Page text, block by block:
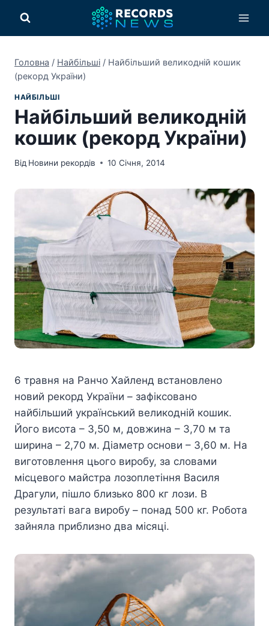
вмісту
Головна / Найбільші / Найбільший великодній кошик
(рекорд України)
НАЙБІЛЬШІ
Найбільший великодній
кошик (рекорд України)
Від Новини рекордів 10 Січня, 2014
6 травня на Ранчо Хайленд встановлено
новий рекорд України – зафіксовано
найбільший український великодній кошик.
Його висота – 3,50 м, довжина – 3,70 м та
ширина – 2,70 м. Діаметр основи – 3,60 м. На
виготовлення цього виробу, за словами
місцевого майстра лозоплетіння Василя
Драгули, пішло близько 800 кг лози. В
результаті вага виробу – понад 500 кг. Робота
зайняла приблизно два місяці.